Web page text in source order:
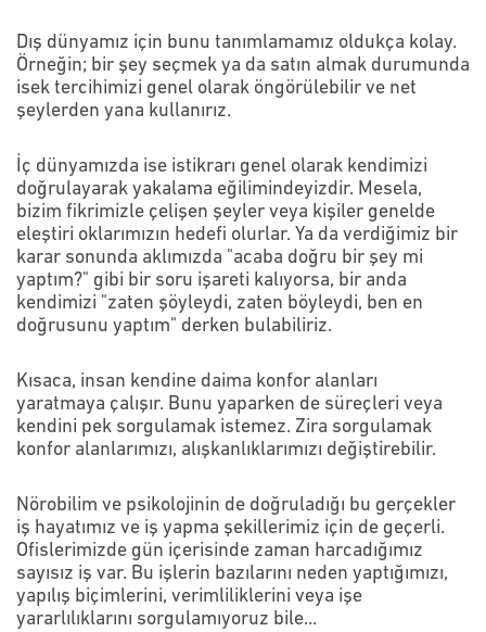
Dış dünyamız için bunu tanımlamamız oldukça kolay.
Örneğin; bir şey seçmek ya da satın almak durumunda
isek tercihimizi genel olarak öngörülebilir ve net
şeylerden yana kullanırız.
İç dünyamızda ise istikrarı genel olarak kendimizi
doğrulayarak yakalama eğilimindeyizdir. Mesela,
bizim fikrimizle çelişen şeyler veya kişiler genelde
eleştiri oklarımızın hedefi olurlar. Ya da verdiğimiz bir
karar sonunda aklımızda "acaba doğru bir şey mi
yaptım?" gibi bir soru işareti kalıyorsa, bir anda
kendimizi "zaten şöyleydi, zaten böyleydi, ben en
doğrusunu yaptım" derken bulabiliriz.
Kısaca, insan kendine daima konfor alanları
yaratmaya çalışır. Bunu yaparken de süreçleri veya
kendini pek sorgulamak istemez. Zira sorgulamak
konfor alanlarımızı, alışkanlıklarımızı değiştirebilir.
Nörobilim ve psikolojinin de doğruladığı bu gerçekler
iş hayatımız ve iş yapma şekillerimiz için de geçerli.
Ofislerimizde gün içerisinde zaman harcadığımız
sayısız iş var. Bu işlerin bazılarını neden yaptığımızı,
yapılış biçimlerini, verimliliklerini veya işe
yararlılıklarını sorgulamıyoruz bile...